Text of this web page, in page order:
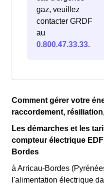
gaz, veuillez
contacter GRDF
au
0.800.47.33.33.
Comment gérer votre
raccordement,
Les démarches et les
compteur électrique
Bordes
à Arricau-Bordes
l'alimentation électrique